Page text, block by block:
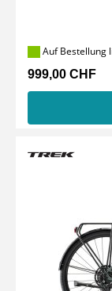
Auf Bestellung
999,00 CHF